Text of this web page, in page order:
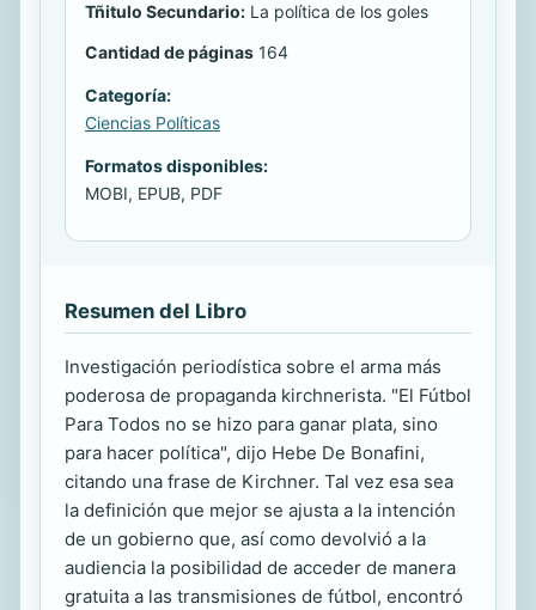
Tñitulo Secundario: La política de los goles
Cantidad de páginas 164
Categoría:
Ciencias Políticas
Formatos disponibles:
MOBI, EPUB, PDF
Resumen del Libro
Investigación periodística sobre el arma más
poderosa de propaganda kirchnerista. "El Fútbol
Para Todos no se hizo para ganar plata, sino
para hacer política", dijo Hebe De Bonafini,
citando una frase de Kirchner. Tal vez esa sea
la definición que mejor se ajusta a la intención
de un gobierno que, así como devolvió a la
audiencia la posibilidad de acceder de manera
gratuita a las transmisiones de fútbol, encontró